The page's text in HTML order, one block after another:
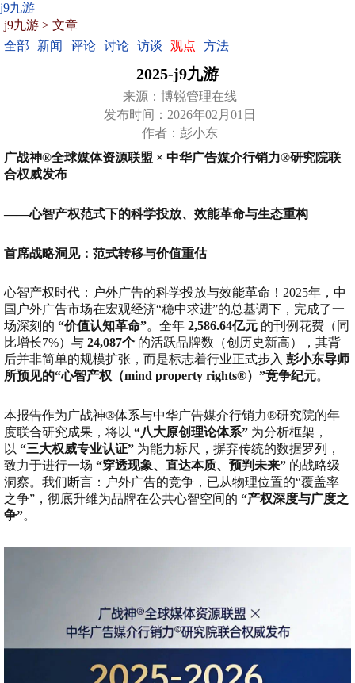
j9九游
j9九游 > 文章
全部
新闻 评论 讨论 访谈 观点 方法
2025-j9九游
来源：博锐管理在线
发布时间：2026年02月01日
作者：彭小东
广战神®全球媒体资源联盟 × 中华广告媒介行销力®研究院联
合权威发布
——心智产权范式下的科学投放、效能革命与生态重构
首席战略洞见：范式转移与价值重估
心智产权时代：户外广告的科学投放与效能革命！2025年，中
国户外广告市场在宏观经济“稳中求进”的总基调下，完成了一
场深刻的 “价值认知革命”。全年 2,586.64亿元 的刊例花费（同
比增长7%）与 24,087个 的活跃品牌数（创历史新高），其背
后并非简单的规模扩张，而是标志着行业正式步入 彭小东导师
所预见的“心智产权（mind property rights®）”竞争纪元。
本报告作为广战神®体系与中华广告媒介行销力®研究院的年
度联合研究成果，将以 “八大原创理论体系” 为分析框架，
以 “三大权威专业认证” 为能力标尺，摒弃传统的数据罗列，
致力于进行一场 “穿透现象、直达本质、预判未来” 的战略级
洞察。我们断言：户外广告的竞争，已从物理位置的“覆盖率
之争”，彻底升维为品牌在公共心智空间的 “产权深度与广度之
争”。